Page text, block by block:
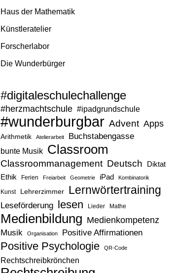
Haus der Mathematik
Künstleratelier
Forscherlabor
Die Wunderbürger
#digitaleschulechallenge
#herzmachtschule #ipadgrundschule
#wunderburgbar Advent Apps
Arithmetik Atelierarbeit Buchstabengasse
bunte Musik Classroom
Classroommanagement Deutsch
Diktat
Ethik
Ferien Freiarbeit Geometrie iPad Kombinatorik
Kunst Lehrerzimmer Lernwörtertraining
Leseförderung lesen Lieder Mathe
Medienbildung Medienkompetenz
Musik Organisation Positive Affirmationen
Positive Psychologie QR-Code
Rechtschreibkrönchen